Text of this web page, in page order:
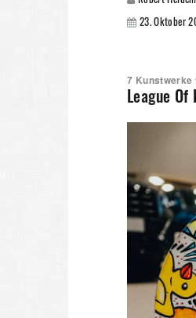
23. Oktober
7 Kunstwerke
League